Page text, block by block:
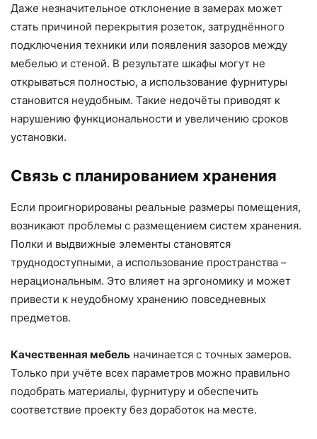
Даже незначительное отклонение в замерах может
стать причиной перекрытия розеток, затруднённого
подключения техники или появления зазоров между
мебелью и стеной. В результате шкафы могут не
открываться полностью, а использование фурнитуры
становится неудобным. Такие недочёты приводят к
нарушению функциональности и увеличению сроков
установки.
Связь с планированием хранения
Если проигнорированы реальные размеры помещения,
возникают проблемы с размещением систем хранения.
Полки и выдвижные элементы становятся
труднодоступными, а использование пространства –
нерациональным. Это влияет на эргономику и может
привести к неудобному хранению повседневных
предметов.
Качественная мебель начинается с точных замеров.
Только при учёте всех параметров можно правильно
подобрать материалы, фурнитуру и обеспечить
соответствие проекту без доработок на месте.